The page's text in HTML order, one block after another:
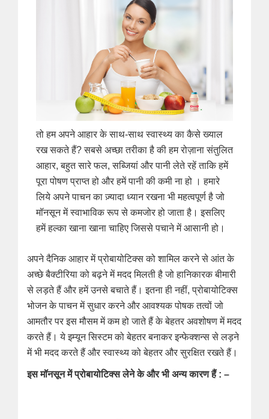
तो हम अपने आहार के साथ-साथ स्वास्थ्य का कैसे ख्याल
रख सकते हैं? सबसे अच्छा तरीका है की हम रोज़ाना संतुलित
आहार, बहुत सारे फल, सब्जियां और पानी लेते रहें ताकि हमें
पूरा पोषण प्राप्त हो और हमें पानी की कमी ना हो । हमारे
लिये अपने पाचन का ज़्यादा ध्यान रखना भी महत्वपूर्ण है जो
मॉनसून में स्वाभाविक रूप से कमजोर हो जाता है। इसलिए
हमें हल्का खाना खाना चाहिए जिससे पचाने में आसानी हो।
अपने दैनिक आहार में प्रोबायोटिक्स को शामिल करने से आंत के
अच्छे बैक्टीरिया को बढ़ने में मदद मिलती है जो हानिकारक बीमारी
से लड़ते हैं और हमें उनसे बचाते हैं। इतना ही नहीं, प्रोबायोटिक्स
भोजन के पाचन में सुधार करने और आवश्यक पोषक तत्वों जो
आमतौर पर इस मौसम में कम हो जाते हैं के बेहतर अवशोषण में मदद
करते हैं। ये इम्यून सिस्टम को बेहतर बनाकर इन्फेक्शन्स से लड़ने
में भी मदद करते हैं और स्वास्थ्य को बेहतर और सुरक्षित रखते हैं।
इस मॉनसून में प्रोबायोटिक्स लेने के और भी अन्य कारण हैं : –